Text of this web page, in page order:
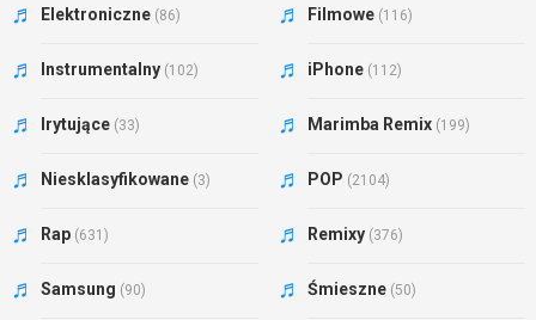
Elektroniczne (86) Filmowe (116)
Instrumentalny (102) iPhone (112)
Irytujące (33) Marimba Remix (199)
Niesklasyfikowane (3) POP (2104)
Rap (631) Remixy (376)
Samsung (90) Śmieszne (50)